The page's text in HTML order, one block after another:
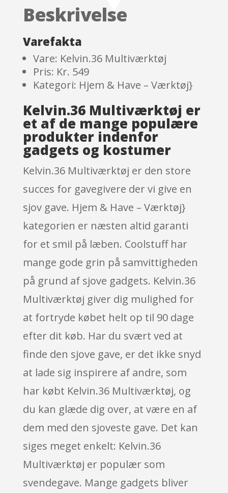
custome
ratings
Beskrivelse
Varefakta
Vare: Kelvin.36 Multiværktøj
Pris: Kr. 549
Kategori: Hjem & Have – Værktøj}
Kelvin.36 Multiværktøj er
et af de mange populære
produkter indenfor
gadgets og kostumer
Kelvin.36 Multiværktøj er den store
succes for gavegivere der vi give en
sjov gave. Hjem & Have – Værktøj}
kategorien er næsten altid garanti
for et smil på læben. Coolstuff har
mange gode grin på samvittigheden
på grund af sjove gadgets. Kelvin.36
Multiværktøj giver dig mulighed for
at fortryde købet helt op til 90 dage
efter dit køb. Har du svært ved at
finde den sjove gave, er det ikke snyd
at lade sig inspirere af andre, som
har købt Kelvin.36 Multiværktøj, og
du kan glæde dig over, at være en af
dem med den sjoveste gave. Det kan
siges meget enkelt: Kelvin.36
Multiværktøj er populær som
svendegave. Mange gadgets bliver